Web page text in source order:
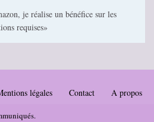
je réalise un bénéfice sur les
requises»
légales Contact A propos